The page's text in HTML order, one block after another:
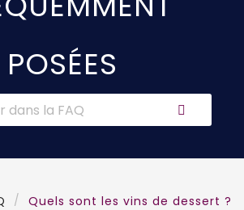
POSÉES
Quels sont les vins de dessert ?